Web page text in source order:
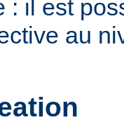
: il est
au